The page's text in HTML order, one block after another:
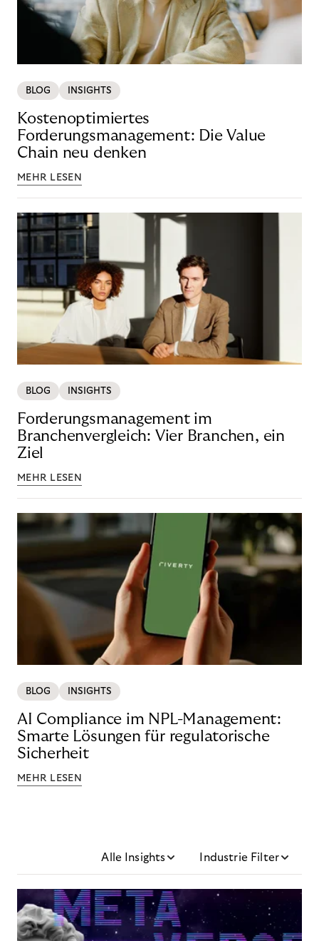
BLOG INSIGHTS
Kostenoptimiertes
Forderungsmanagement: Die Value
Chain neu denken
MEHR LESEN
BLOG INSIGHTS
Forderungsmanagement im
Branchenvergleich: Vier Branchen, ein
Ziel
MEHR LESEN
BLOG INSIGHTS
AI Compliance im NPL-Management:
Smarte Lösungen für regulatorische
Sicherheit
MEHR LESEN
Alle Insights Industrie Filter